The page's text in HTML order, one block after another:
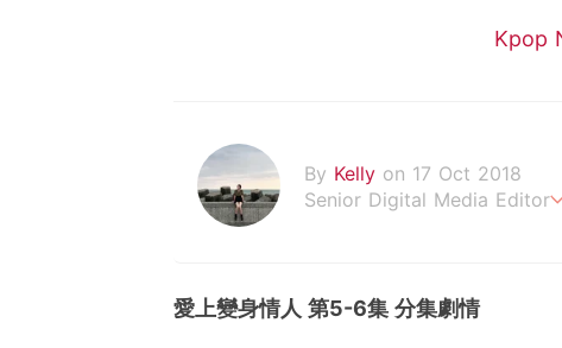
Kpop
By Kelly on 17 Oct 2018
Senior Digital Media Editor
愛上變身情人 第5-6集 分集劇情